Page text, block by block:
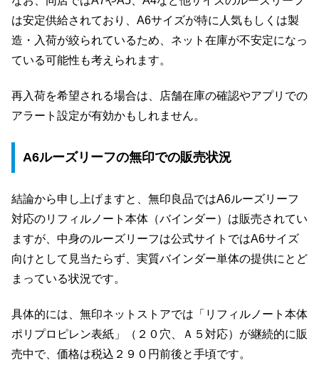
は安定供給されており、A6サイズが特に人気もしくは製
造・入荷が絞られているため、ネット在庫が不安定になっ
ている可能性も考えられます。
再入荷を希望される場合は、店舗在庫の確認やアプリでの
アラート設定が有効かもしれません。
A6ルーズリーフの無印での販売状況
結論から申し上げますと、無印良品ではA6ルーズリーフ
対応のリフィルノート本体（バインダー）は販売されてい
ますが、中身のルーズリーフは公式サイトではA6サイズ
向けとして見当たらず、実質バインダー単体の提供にとど
まっている状況です。
具体的には、無印ネットストアでは「リフィルノート本体
ポリプロピレン表紙」（２０穴、Ａ５対応）が継続的に販
売中で、価格は税込２９０円前後と手頃です。